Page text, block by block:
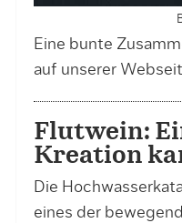
Eine bunte
auf unserer
Flutwein:
Kreation
Die
eines der